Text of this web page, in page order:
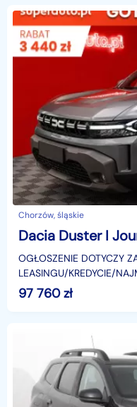
Chorzów, śląskie
OGŁOSZENIE DOTYCZY
LEASINGU/
SUPERAUTO.PL?✔ Lider ryn
97 760zł